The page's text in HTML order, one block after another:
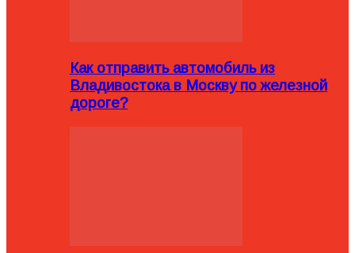
Как отправить автомобиль из
Владивостока в Москву по железной
дороге?